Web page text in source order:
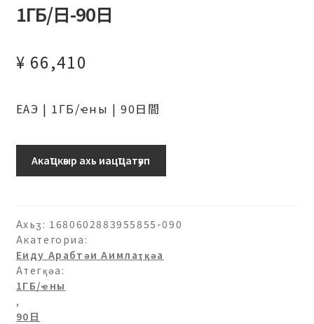
1ГБ/日-90日
¥ 66,410
ЕАЭ | 1ГБ/ҽны | 90日間
日-90
Акаҵкәыр ахь иацҵатәуп
Ахьӡ: 1680602883955855-090
Акатегориа:
Еиду Арабтәи Аимлаҭқәа
Атегқәа:
1ГБ/ҽны
,
90日